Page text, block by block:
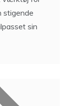
stigende
sin